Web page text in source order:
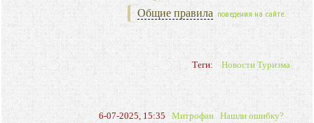
Общие правила поведения на сайте.
Теги: Новости Туризма
6-07-2025, 15:35 Митрофан Нашли ошибку?